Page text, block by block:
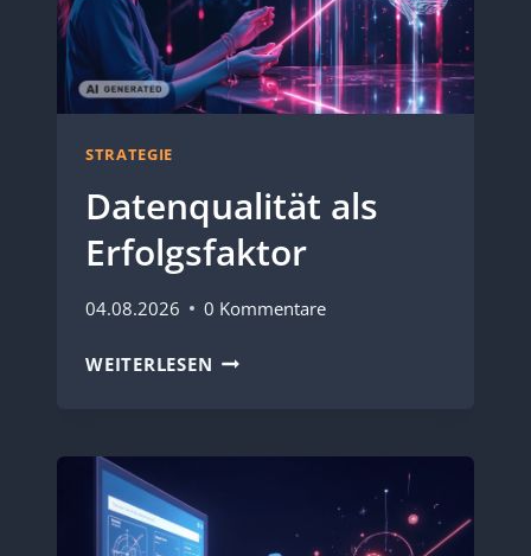
STRATEGIE
Datenqualität als
Erfolgsfaktor
04.08.2026 0 Kommentare
WEITERLESEN DATENQUALITÄT